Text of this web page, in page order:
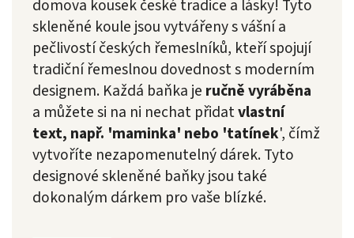
domova kousek české tradice a lásky! Tyto
skleněné koule jsou vytvářeny s vášní a
pečlivostí českých řemeslníků, kteří spojují
tradiční řemeslnou dovednost s moderním
designem. Každá baňka je ručně vyráběna
a můžete si na ni nechat přidatvlastní
text, např. 'maminka' nebo 'tatínek', čímž
vytvoříte nezapomenutelný dárek. Tyto
designové skleněné baňky jsou také
dokonalým dárkem pro vaše blízké.